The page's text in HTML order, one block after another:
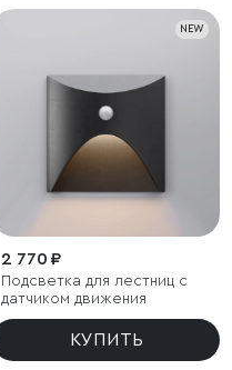
NEW
2 770 ₽
Подсветка для лестниц с
датчиком движения
КУПИТЬ